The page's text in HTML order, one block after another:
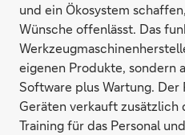
und ein Ökosystem
Wünsche offenlässt. Das
eigenen Produkte, sondern
Software plus Wartung. Der
Geräten verkauft zusätzlich
Training für das Personal